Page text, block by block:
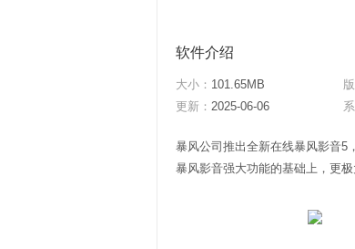
软件介绍
大小： 101.65MB
更新： 2025-06-06
暴风公司推出全新在线暴风影音5
暴风影音强大功能的基础上，更